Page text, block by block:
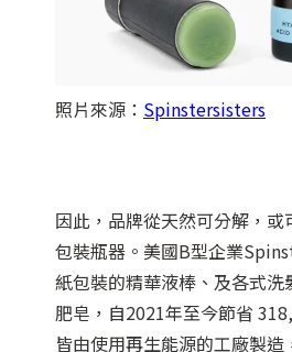
照片來源： Spinstersisters
因此，品牌從天然可分解，
包裝瓶器。美國B型企業
紙包裝的精華液棒、及各式洗
肥皂，自2021年至今節省
皆由使用再生能源的工廠製造